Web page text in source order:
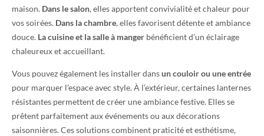
maison. Dans le salon, elles apportent convivialité et chaleur pour
vos soirées. Dans la chambre, elles favorisent détente et ambiance
douce. La cuisine et la salle à manger bénéficient d’un éclairage
chaleureux et accueillant.
Vous pouvez également les installer dansun couloir ou une entrée
pour marquer l’espace avec style. À l’extérieur, certaines lanternes
résistantes permettent de créer une ambiance festive. Elles se
prêtent parfaitement aux événements ou aux décorations
saisonnières. Ces solutions combinent praticité et esthétisme,